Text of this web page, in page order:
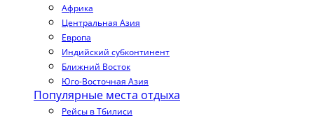
Африка
Центральная Азия
Европа
Индийский субконтинент
Ближний Восток
Юго-Восточная Азия
Популярные места отдыха
Рейсы в Тбилиси